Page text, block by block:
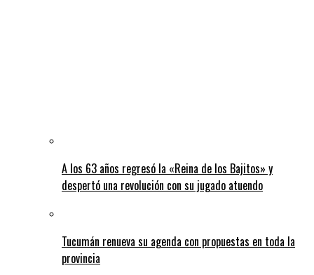
A los 63 años regresó la «Reina de los Bajitos» y
despertó una revolución con su jugado atuendo
Tucumán renueva su agenda con propuestas en toda la
provincia